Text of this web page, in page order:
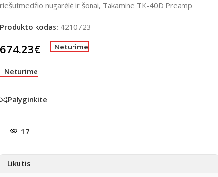
riešutmedžio nugarėlė ir šonai, Takamine TK-40D Preamp
Produkto kodas: 4210723
674.23€ Neturime
Neturime
Palyginkite
17
Likutis